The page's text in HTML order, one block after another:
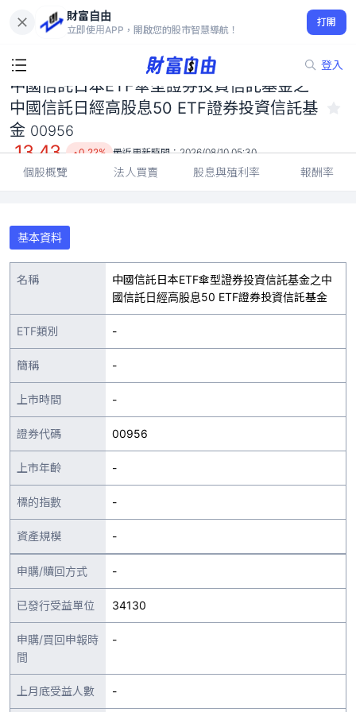
財富自由
立即使用APP，開啟您的股市智慧導航！
打開
登入
中國信託日本ETF傘型證券投資信託基金之中國信託日經高股息50
ETF證券投資信託基金 00956
13.43
0.22%
中國信託日本ETF傘型證券投資信託基金之
中國信託日經高股息50 ETF證券投資信託基
金 00956
13.43 0.22% 最近更新時間：2026/08/10 05:30
個股概覽 法人買賣 股息與殖利率 報酬率
基本資料
名稱
中國信託日本ETF傘型證券投資信託基金之中
國信託日經高股息50 ETF證券投資信託基金
ETF類別 -
簡稱 -
上市時間 -
證券代碼 00956
上市年齡 -
標的指數 -
資產規模 -
申購/贖回方式 -
已發行受益單位 34130
申購/買回申報時
間
-
上月底受益人數 -